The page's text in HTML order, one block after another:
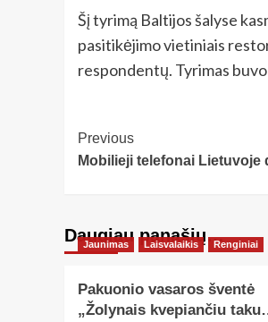
Šį tyrimą Baltijos šalyse
pasitikėjimo vietiniais
respondentų. Tyrimas
Post
Navigation
Previous
Mobilieji telefonai Lietuvoje
Daugiau panašių…
Jaunimas Laisvalaikis Renginiai
Pakuonio vasaros šventė
„Žolynais kvepiančiu